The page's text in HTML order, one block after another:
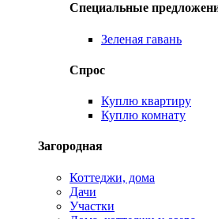
Специальные
Зеленая гавань
Спрос
Куплю квартиру
Куплю комнату
Загородная
Коттеджи, дома
Дачи
Участки